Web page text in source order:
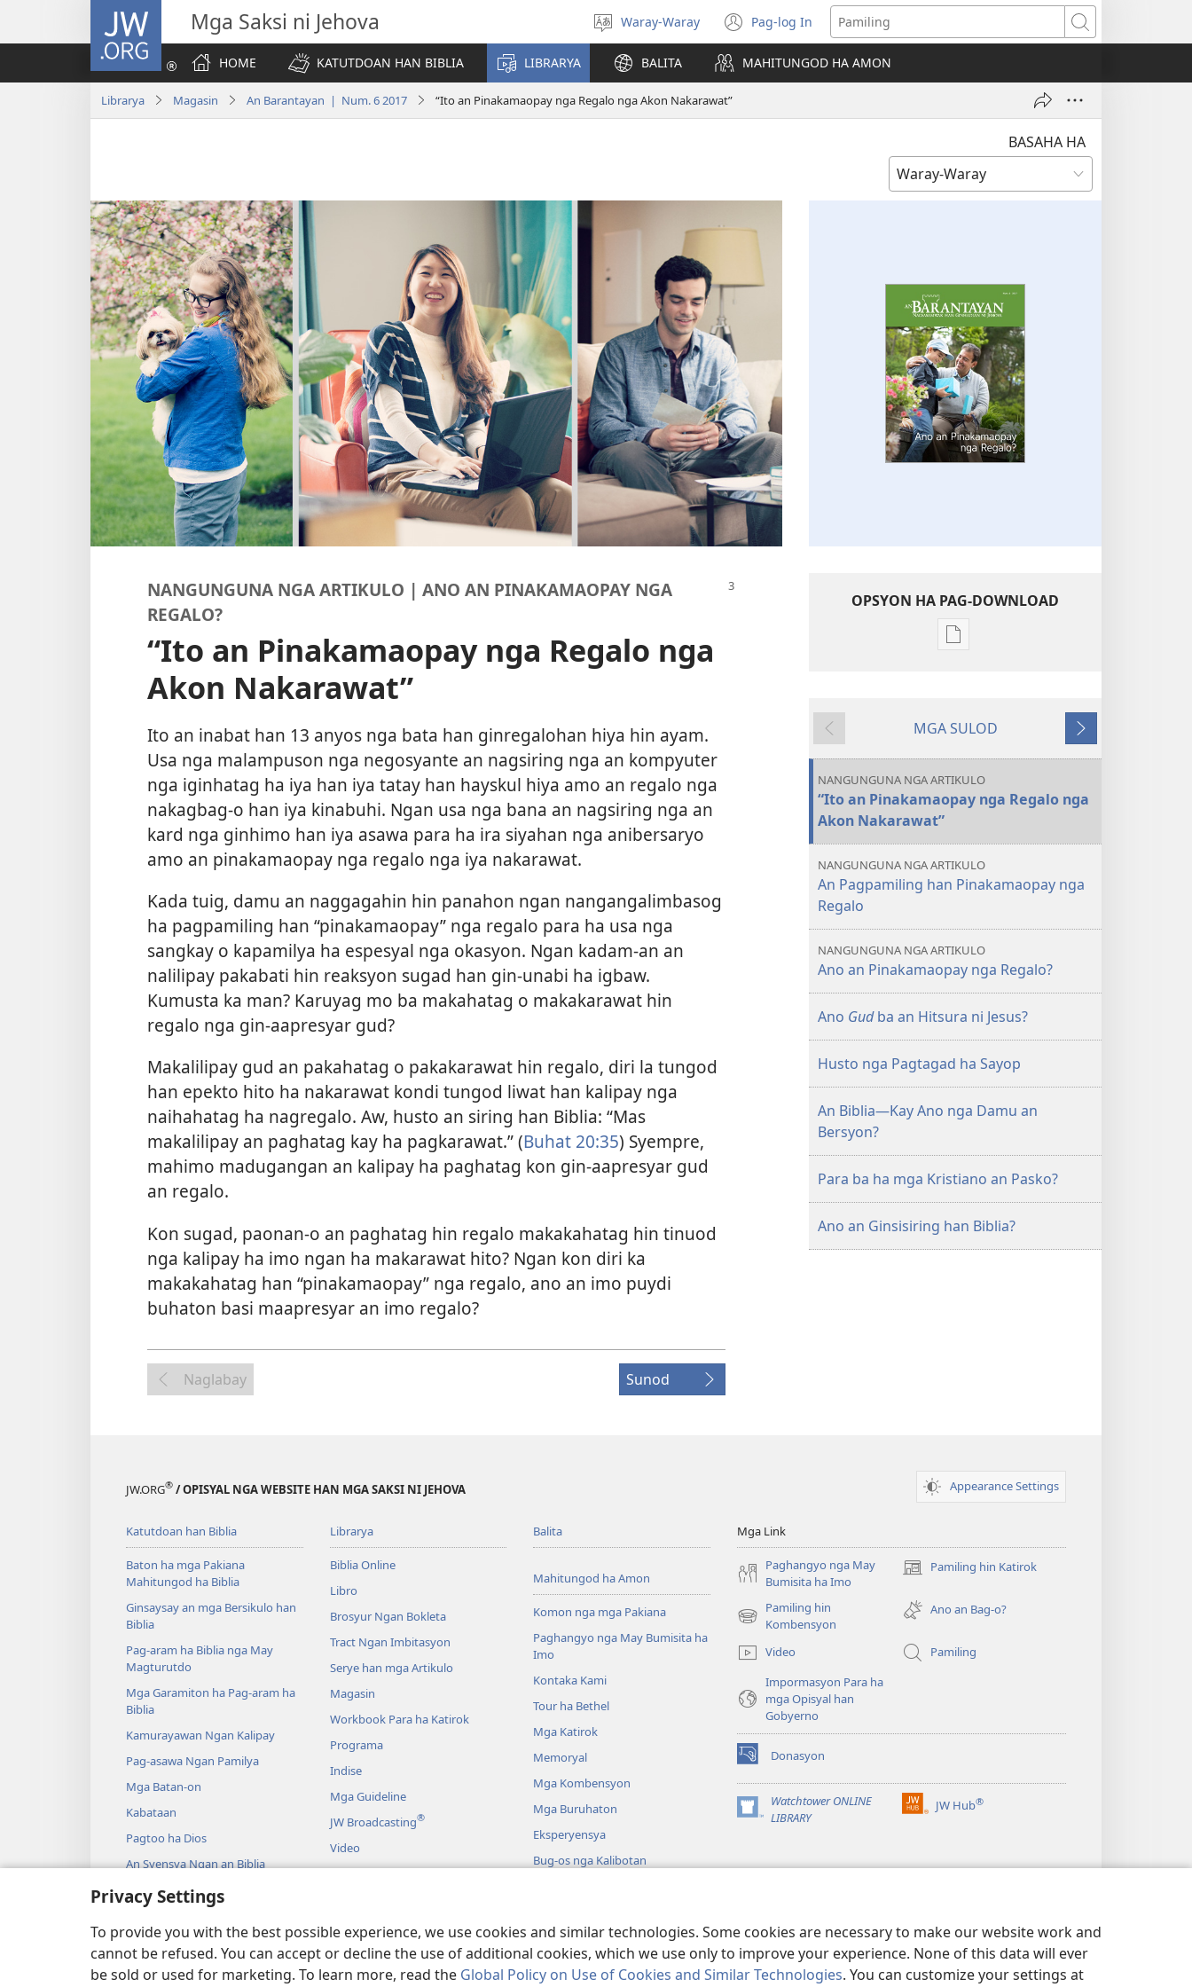
Privacy Settings
To provide you with the best possible experience, we use cookies and similar technologies. Some cookies are necessary to make our website work and
cannot be refused. You can accept or decline the use of additional cookies, which we use only to improve your experience. None of this data will ever
be sold or used for marketing. To learn more, read the Global Policy on Use of Cookies and Similar Technologies. You can customize your settings at
JW.ORG Mga Saksi ni Jehova
Pagpili
hin
yinaknan
Waray-Waray Pag-log In
(opens
new
window)
Pamiling
HOME
KATUTDOAN HAN BIBLIA LIBRARYA BALITA MAHITUNGOD HA AMON
Librarya Magasin An Barantayan | Num. 6 2017 “Ito an Pinakamaopay nga Regalo nga Akon Nakarawat”
BASAHA HA
NANGUNGUNA NGA ARTIKULO | ANO AN PINAKAMAOPAY NGA
REGALO?
“Ito an Pinakamaopay nga Regalo nga
Akon Nakarawat”
Ito an inabat han 13 anyos nga bata han ginregalohan hiya hin ayam.
Usa nga malampuson nga negosyante an nagsiring nga an kompyuter
nga iginhatag ha iya han iya tatay han hayskul hiya amo an regalo nga
nakagbag-o han iya kinabuhi. Ngan usa nga bana an nagsiring nga an
kard nga ginhimo han iya asawa para ha ira siyahan nga anibersaryo
amo an pinakamaopay nga regalo nga iya nakarawat.
Kada tuig, damu an naggagahin hin panahon ngan nangangalimbasog
ha pagpamiling han “pinakamaopay” nga regalo para ha usa nga
sangkay o kapamilya ha espesyal nga okasyon. Ngan kadam-an an
nalilipay pakabati hin reaksyon sugad han gin-unabi ha igbaw.
Kumusta ka man? Karuyag mo ba makahatag o makakarawat hin
regalo nga gin-aapresyar gud?
Makalilipay gud an pakahatag o pakakarawat hin regalo, diri la tungod
han epekto hito ha nakarawat kondi tungod liwat han kalipay nga
naihahatag ha nagregalo. Aw, husto an siring han Biblia: “Mas
makalilipay an paghatag kay ha pagkarawat.” (Buhat 20:35) Syempre,
mahimo madugangan an kalipay ha paghatag kon gin-aapresyar gud
an regalo.
Kon sugad, paonan-o an paghatag hin regalo makakahatag hin tinuod
nga kalipay ha imo ngan ha makarawat hito? Ngan kon diri ka
makakahatag han “pinakamaopay” nga regalo, ano an imo puydi
buhaton basi maapresyar an imo regalo?
Naglabay Sunod
OPSYON HA PAG-DOWNLOAD
Opsyon
hin
nga
mga
publikasyon
BARANTAYAN
Ano
nga
Regalo?
Naglabay
MGA SULOD
Sunod
NANGUNGUNA NGA ARTIKULO
“Ito an Pinakamaopay nga Regalo nga
Akon Nakarawat”
NANGUNGUNA NGA ARTIKULO
An Pagpamiling han Pinakamaopay nga
Regalo
NANGUNGUNA NGA ARTIKULO
Ano an Pinakamaopay nga Regalo?
Ano Gudba an Hitsura ni Jesus?
Husto nga Pagtagad ha Sayop
An Biblia​—⁠Kay Ano nga Damu an
Bersyon?
Para ba ha mga Kristiano an Pasko?
Ano an Ginsisiring han Biblia?
JW.ORG® / OPISYAL NGA WEBSITE HAN MGA SAKSI NI JEHOVA Appearance Settings
Katutdoan han Biblia
Baton ha mga Pakiana
Mahitungod ha Biblia
Ginsaysay an mga Bersikulo han
Biblia
Pag-aram ha Biblia nga May
Magturutdo
Mga Garamiton ha Pag-aram ha
Biblia
Kamurayawan Ngan Kalipay
Pag-asawa Ngan Pamilya
Mga Batan-on
Kabataan
Pagtoo ha Dios
An Syensya Ngan an Biblia
An Kasaysayan Ngan an Biblia
Librarya
Biblia Online
Libro
Brosyur Ngan Bokleta
Tract Ngan Imbitasyon
Serye han mga Artikulo
Magasin
Workbook Para ha Katirok
Programa
Indise
Mga Guideline
JW Broadcasting®
Video
Musika
Igindrama nga Pagbasa ha Biblia
Balita
Mahitungod ha Amon
Komon nga mga Pakiana
Paghangyo nga May Bumisita ha
Imo
Kontaka Kami
Tour ha Bethel
Mga Katirok
Memoryal
Mga Kombensyon
Mga Buruhaton
Eksperyensya
Bug-os nga Kalibotan
Mga Link
Paghangyo nga May
Bumisita ha Imo
Pamiling hin Katirok
(opens
window)
Pamiling hin
Kombensyon
(opens
window)
Ano an Bag-o?
Video
Pamiling
Impormasyon Para ha
mga Opisyal han
Gobyerno
Donasyon
(opens
new
window)Watchtower ONLINE
LIBRARY
(opens
JW Hub®
(opens